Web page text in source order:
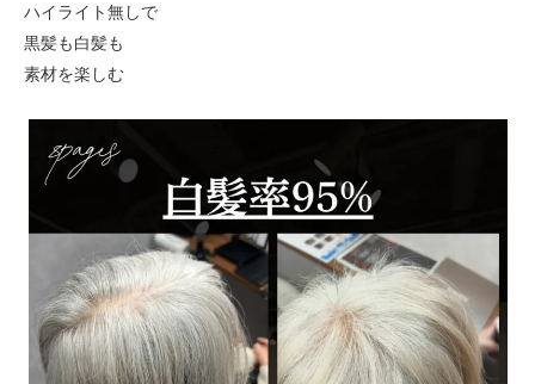
ハイライト無しで
黒髪も白髪も
素材を楽しむ